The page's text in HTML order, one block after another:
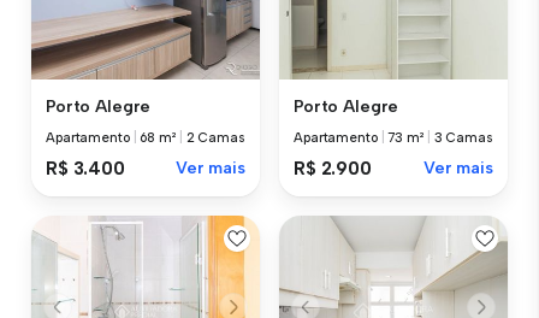
Porto Alegre
Apartamento 68 m² 2 Camas
R$ 3.400 Ver mais
Porto Alegre
Apartamento |73 m² 3 Camas
R$ 2.900 Ver mais